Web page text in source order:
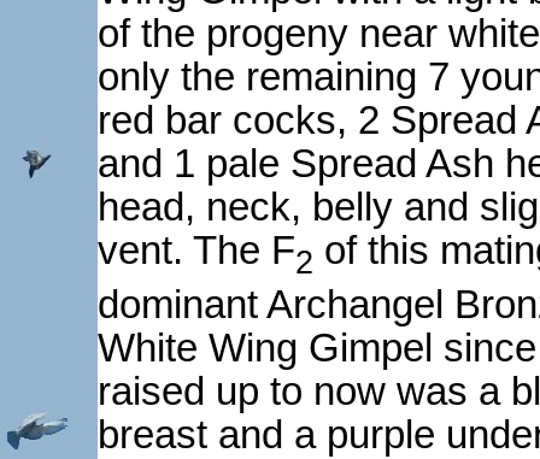
of the progeny near
only the remaining 7
red bar cocks, 2 Spread
and 1 pale Spread Ash
head, neck, belly and
vent. The F2 of this
dominant Archangel
White Wing Gimpel
raised up to now was a
breast and a purple